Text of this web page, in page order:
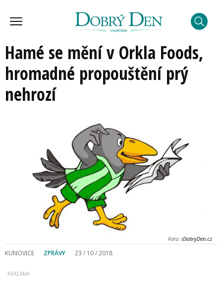
Hamé se mění v Orkla Foods,
hromadné propouštění prý
nehrozí
Foto: iDobryDen.cz
KUNOVICE ZPRÁVY 23 / 10 / 2018